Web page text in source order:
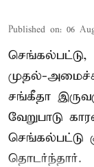
Published on: 06
செங்கல்பட்டு,
முதல்-
சங்கீதா
வேறுபாடு
செங்கல்பட்டு
தொடர்ந்தார்.